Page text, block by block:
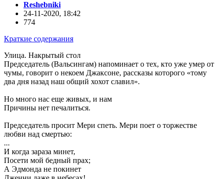
Reshebniki
24-11-2020, 18:42
774
Краткие содержания
Улица. Накрытый стол
Председатель (Вальсингам) напоминает о тех, кто уже умер от
чумы, говорит о некоем Джаксоне, рассказы которого «тому
два дня назад наш общий хохот славил».
Но много нас еще живых, и нам
Причины нет печалиться.
Председатель просит Мери спеть. Мери поет о торжестве
любви над смертью:
...
И когда зараза минет,
Посети мой бедный прах;
А Эдмонда не покинет